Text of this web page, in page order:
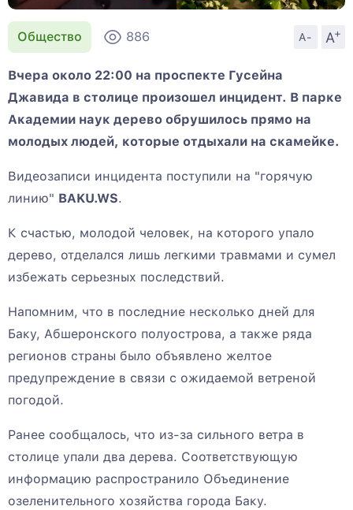
Общество 886 A- A
+
Вчера около 22:00 на проспекте Гусейна
Джавида в столице произошел инцидент. В парке
Академии наук дерево обрушилось прямо на
молодых людей, которые отдыхали на скамейке.
Видеозаписи инцидента поступили на "горячую
линию" BAKU.WS.
К счастью, молодой человек, на которого упало
дерево, отделался лишь легкими травмами и сумел
избежать серьезных последствий.
Напомним, что в последние несколько дней для
Баку, Абшеронского полуострова, а также ряда
регионов страны было объявлено желтое
предупреждение в связи с ожидаемой ветреной
погодой.
Ранее сообщалось, что из-за сильного ветра в
столице упали два дерева. Соответствующую
информацию распространило Объединение
озеленительного хозяйства города Баку.